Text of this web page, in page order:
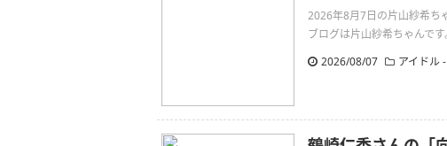
2026年8月7日の片山紗希
ブログは片山紗希ちゃんで
2026/08/07
アイドル